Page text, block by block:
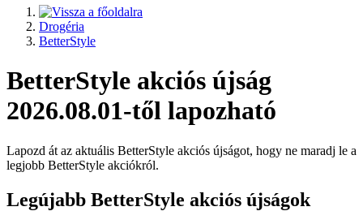
Drogéria
BetterStyle
BetterStyle akciós újság
2026.08.01-től lapozható
Lapozd át az aktuális BetterStyle akciós újságot, hogy ne maradj le a
legjobb BetterStyle akciókról.
Legújabb BetterStyle akciós újságok